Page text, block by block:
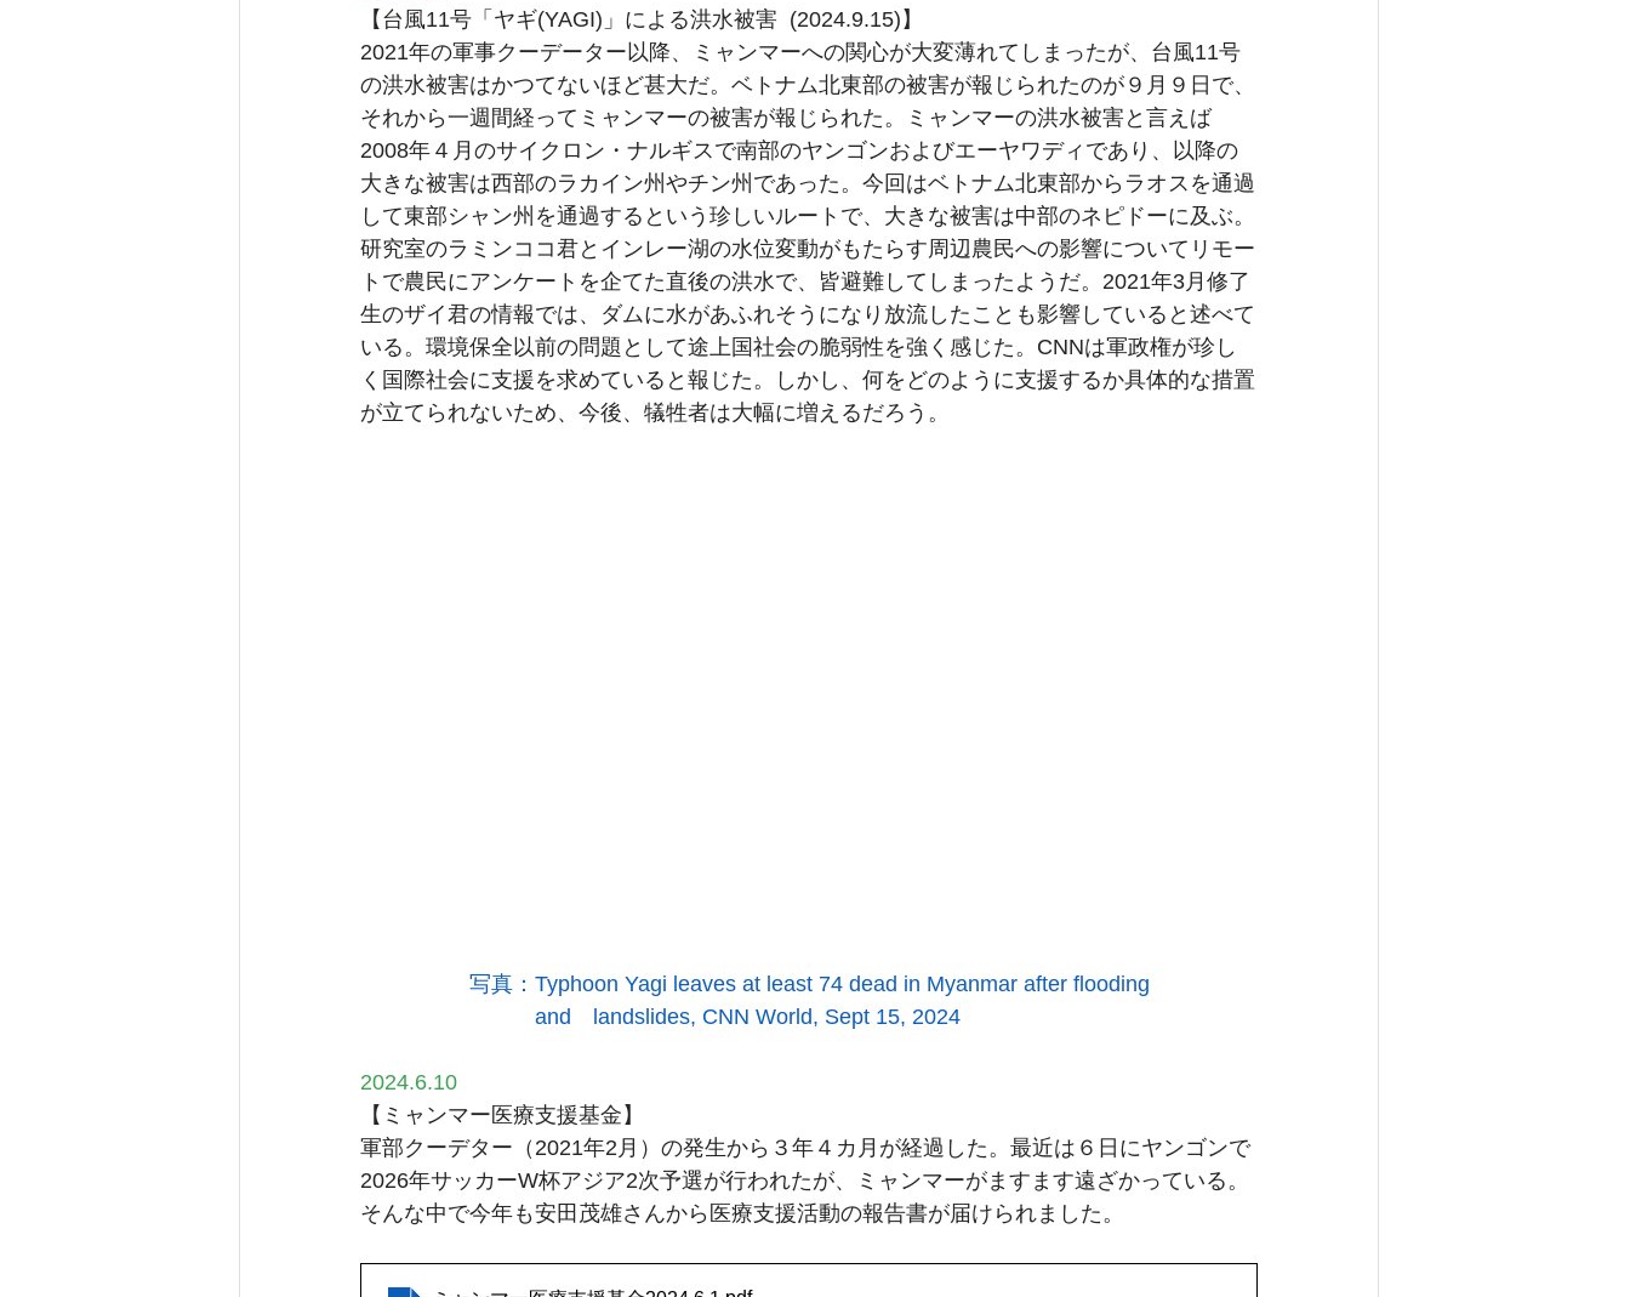
【台風11号「ヤギ(YAGI)」による洪水被害  (2024.9.15)】
2021年の軍事クーデーター以降、ミャンマーへの関心が大変薄れてしまったが、台風11号
の洪水被害はかつてないほど甚大だ。ベトナム北東部の被害が報じられたのが９月９日で、
それから一週間経ってミャンマーの被害が報じられた。ミャンマーの洪水被害と言えば
2008年４月のサイクロン・ナルギスで南部のヤンゴンおよびエーヤワディであり、以降の
大きな被害は西部のラカイン州やチン州であった。今回はベトナム北東部からラオスを通過
して東部シャン州を通過するという珍しいルートで、大きな被害は中部のネピドーに及ぶ。
研究室のラミンココ君とインレー湖の水位変動がもたらす周辺農民への影響についてリモー
トで農民にアンケートを企てた直後の洪水で、皆避難してしまったようだ。2021年3月修了
生のザイ君の情報では、ダムに水があふれそうになり放流したことも影響していると述べて
いる。環境保全以前の問題として途上国社会の脆弱性を強く感じた。CNNは軍政権が珍し
く国際社会に支援を求めていると報じた。しかし、何をどのように支援するか具体的な措置
が立てられないため、今後、犠牲者は大幅に増えるだろう。
写真：Typhoon Yagi leaves at least 74 dead in Myanmar after flooding
and　landslides, CNN World, Sept 15, 2024
2024.6.10
【ミャンマー医療支援基金】
軍部クーデター（2021年2月）の発生から３年４カ月が経過した。最近は６日にヤンゴンで
2026年サッカーW杯アジア2次予選が行われたが、ミャンマーがますます遠ざかっている。
そんな中で今年も安田茂雄さんから医療支援活動の報告書が届けられました。